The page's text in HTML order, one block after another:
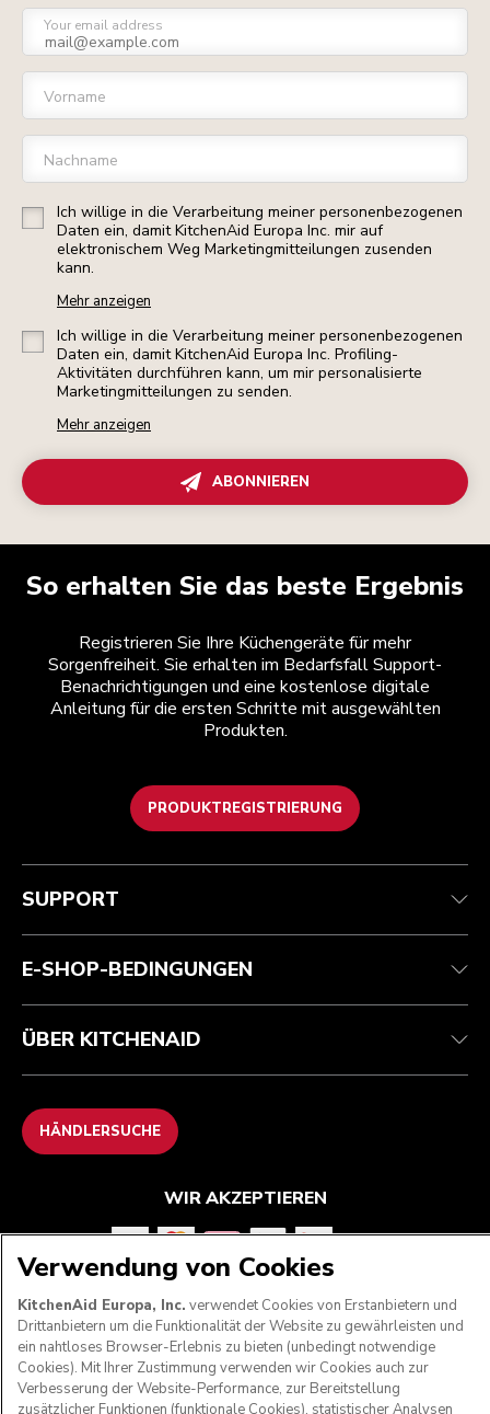
Your email address
Vorname
Nachname
Ich willige in die Verarbeitung meiner personenbezogenen
Daten ein, damit KitchenAid Europa Inc. mir auf
elektronischem Weg Marketingmitteilungen zusenden
kann.
Mehr anzeigen
Ich willige in die Verarbeitung meiner personenbezogenen
Daten ein, damit KitchenAid Europa Inc. Profiling-
Aktivitäten durchführen kann, um mir personalisierte
Marketingmitteilungen zu senden.
Mehr anzeigen
ABONNIEREN
So erhalten Sie das beste Ergebnis
Registrieren Sie Ihre Küchengeräte für mehr
Sorgenfreiheit. Sie erhalten im Bedarfsfall Support-
Benachrichtigungen und eine kostenlose digitale
Anleitung für die ersten Schritte mit ausgewählten
Produkten.
PRODUKTREGISTRIERUNG
Kundenservice
Garantie und Dokumente
Kontaktieren Sie uns.
Teilnahmebedingungen
Rückgaben und Erstattungen
Impressum
ODR
Die Marke
Händlersuche
SUPPORT
E-SHOP-BEDINGUNGEN
ÜBER KITCHENAID
HÄNDLERSUCHE
WIR AKZEPTIEREN
FOLGEN SIE UNS
Verwendung von Cookies
KitchenAid Europa, Inc. verwendet Cookies von Erstanbietern und
Drittanbietern um die Funktionalität der Website zu gewährleisten und
ein nahtloses Browser-Erlebnis zu bieten (unbedingt notwendige
Cookies). Mit Ihrer Zustimmung verwenden wir Cookies auch zur
Verbesserung der Website-Performance, zur Bereitstellung